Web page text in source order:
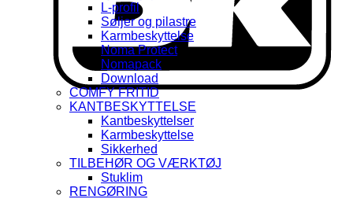
L-profil
Søljer og pilastre
Karmbeskyttelse
Noma Protect
Nomapack
Download
COMFY FRITID
KANTBESKYTTELSE
Kantbeskyttelser
Karmbeskyttelse
Sikkerhed
TILBEHØR OG VÆRKTØJ
Stuklim
RENGØRING